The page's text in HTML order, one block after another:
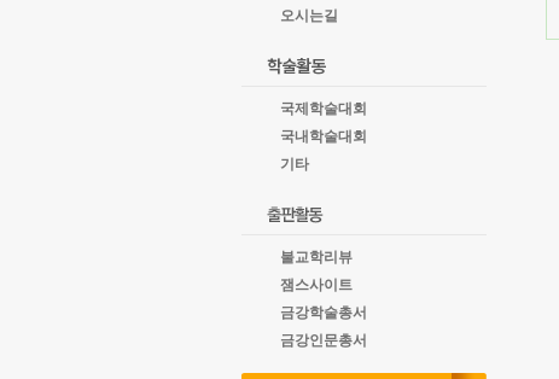
오시는길
국제학술대회
국내학술대회
기타
불교학리뷰
잼스사이트
금강학술총서
금강인문총서